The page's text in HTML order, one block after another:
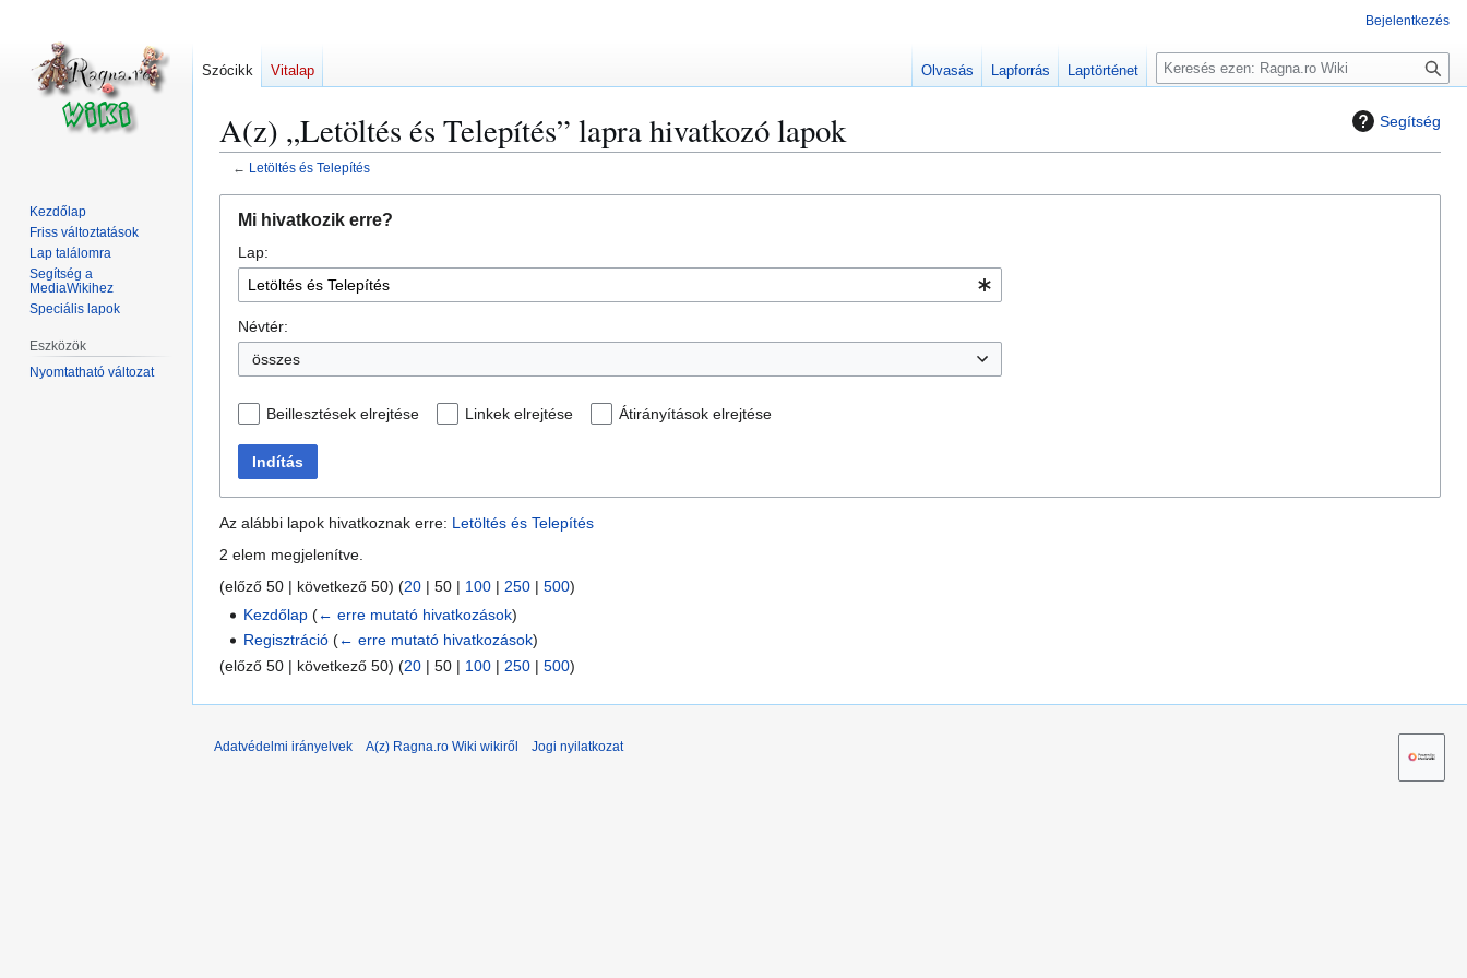
Segítség
A(z) „Letöltés és Telepítés” lapra hivatkozó lapok
← Letöltés és Telepítés
navigációhoz
kereséshez
Mi hivatkozik erre?
Lap:
Névtér:
összes
Beillesztések elrejtése Linkek elrejtése Átirányítások elrejtése
Indítás
Az alábbi lapok hivatkoznak erre: Letöltés és Telepítés
2 elem megjelenítve.
(előző 50 | következő 50) (20 | 50 | 100 | 250 | 500)
Kezdőlap (← erre mutató hivatkozások)
Regisztráció (← erre mutató hivatkozások)
(előző 50 | következő 50) (20 | 50 | 100 | 250 | 500)
Bejelentkezés
Szócikk Vitalap Olvasás Lapforrás Laptörténet
K
e
s
Kezdőlap
Friss változtatások
Lap találomra
Segítség a
MediaWikihez
Speciális lapok
Eszközök
Nyomtatható változat
Adatvédelmi irányelvek A(z) Ragna.ro Wiki wikiről Jogi nyilatkozat